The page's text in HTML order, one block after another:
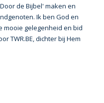
de Bijbel' maken en
Ik ben God en
mooie gelegenheid en bid
TWR.BE, dichter bij Hem